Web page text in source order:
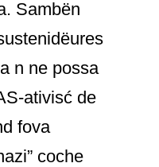
Sambën
n ne possa
ativisć de
fova
coche